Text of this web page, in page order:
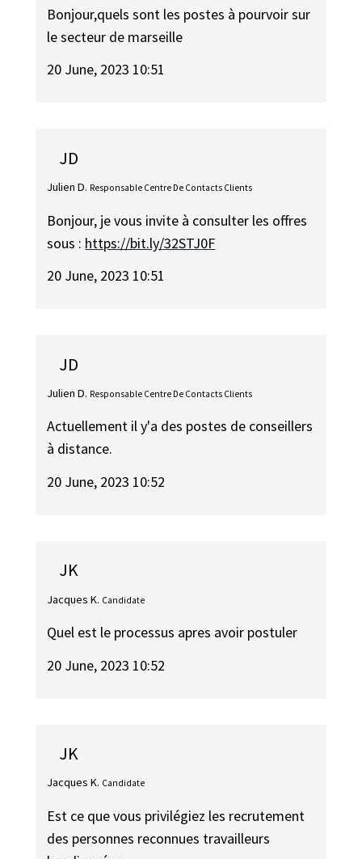
Bonjour,quels sont les postes à pourvoir sur
le secteur de marseille
20 June, 2023 10:51
JD
Julien D. Responsable Centre De Contacts Clients
Bonjour, je vous invite à consulter les offres
sous : https://bit.ly/32STJ0F
20 June, 2023 10:51
JD
Julien D. Responsable Centre De Contacts Clients
Actuellement il y'a des postes de conseillers
à distance.
20 June, 2023 10:52
JK
Jacques K. Candidate
Quel est le processus apres avoir postuler
20 June, 2023 10:52
JK
Jacques K. Candidate
Est ce que vous privilégiez les recrutement
des personnes reconnues travailleurs